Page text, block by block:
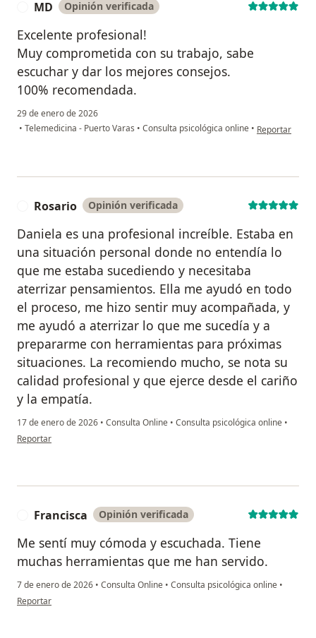
MD Opinión verificada
Excelente profesional!
Muy comprometida con su trabajo, sabe
escuchar y dar los mejores consejos.
100% recomendada.
29 de enero de 2026
• Telemedicina - Puerto Varas • Consulta psicológica online • en opinión del
Reportar
Rosario Opinión verificada
Daniela es una profesional increíble. Estaba en
una situación personal donde no entendía lo
que me estaba sucediendo y necesitaba
aterrizar pensamientos. Ella me ayudó en todo
el proceso, me hizo sentir muy acompañada, y
me ayudó a aterrizar lo que me sucedía y a
prepararme con herramientas para próximas
situaciones. La recomiendo mucho, se nota su
calidad profesional y que ejerce desde el cariño
y la empatía.
17 de enero de 2026 • Consulta Online • Consulta psicológica online •
en opinión del usuario Rosario
Reportar
Francisca Opinión verificada
Me sentí muy cómoda y escuchada. Tiene
muchas herramientas que me han servido.
7 de enero de 2026 • Consulta Online • Consulta psicológica online •
en opinión del usuario Francisca
Reportar